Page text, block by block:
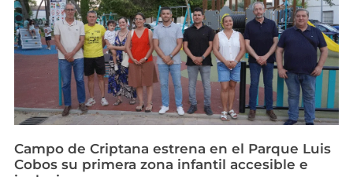
Campo de Criptana estrena en el Parque Luis
Cobos su primera zona infantil accesible e